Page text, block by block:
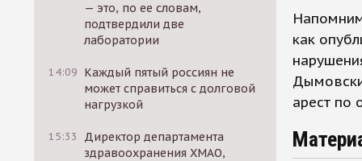
— это, по ее словам,
подтвердили две
лаборатории
14:09 Каждый пятый россиян не
может справиться с долговой
нагрузкой
15:33
Директор департамента
здравоохранения ХМАО,
как
арест по